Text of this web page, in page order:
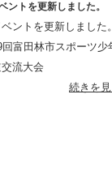
ントを更新しました。
ントを更新しました
富田林市スポーツ少
流大会
続きを